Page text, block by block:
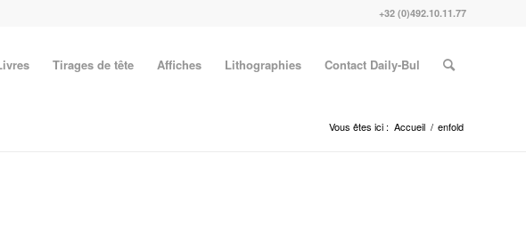
+32 (0)492.10.11.77
Tirages de tête Affiches Lithographies Contact Daily-Bul
Vous êtes ici : Accueil / enfold